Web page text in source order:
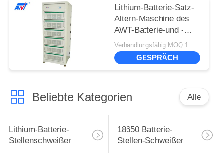
Lithium-Batterie-Satz-
Altern-Maschine des
AWT-Batterie-und -
zelltestgerät-100V 40A
Verhandlungsfähig MOQ:1
GESPRÄCH
Beliebte Kategorien Alle
Lithium-Batterie-
Stellenschweißer
18650 Batterie-
Stellen-Schweißer